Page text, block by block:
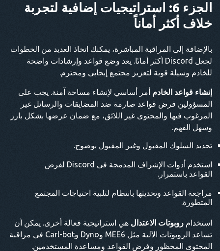
الجزء 6: استراتيجيات إضافية لتجربة
خلاف أكثر أماناً
بالإضافة إلى المراقبة المباشرة، يمكنك اتخاذ العديد من الخطوات
لجعل Discord أكثر أمانًا. يعد وضع قواعد وإرشادات واضحة
للخادم وسيلة قوية لتعزيز مجتمع إيجابي ومحترم.
إنشاء قواعد الخادم أمر أساسي لإنشاء مساحة آمنة. يجب على
المسؤولين فرض قواعد صارمة ضد المضايقات والرسائل غير
المرغوب فيها والمحتوى غير اللائق، مع ضمان عرضها بشكل بارز
وسهل الفهم.
تحديد السلوك المقبول وغير المقبول بوضوح.
استخدم أدوات الإشراف المدمجة في Discord لفرض
القواعد باستمرار.
مراجعة القواعد وتحديثها بانتظام لتلبية احتياجات المجتمع
المتطورة.
استخدام روبوتات الاعتدال هي استراتيجية فعالة أخرى. يمكن أن
تساعد الروبوتات الآلية مثل MEE6 وDyno وCarl-bot في مراقبة
المحتوى المحظور وفرض القواعد ومساعدة المستخدمين.